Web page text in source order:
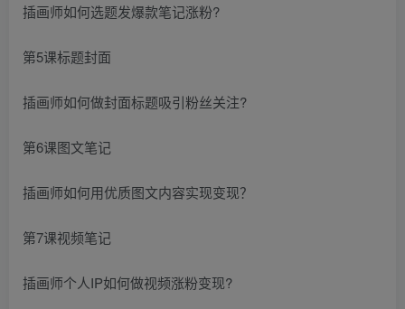
插画师如何选题发爆款笔记涨粉?
第5课标题封面
插画师如何做封面标题吸引粉丝关注?
第6课图文笔记
插画师如何用优质图文内容实现变现？
第7课视频笔记
插画师个人IP如何做视频涨粉变现?